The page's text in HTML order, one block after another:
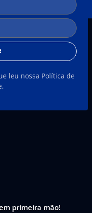
leu nossa Política de
primeira mão!